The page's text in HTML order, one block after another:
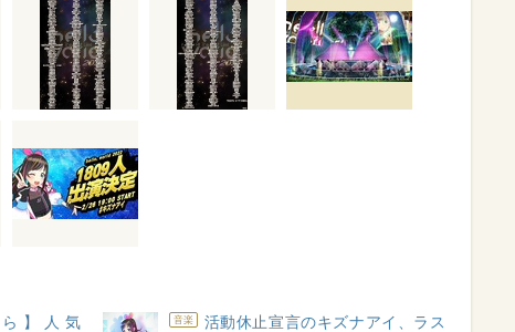
】人気
音楽
活動休止宣言のキズナアイ、ラス